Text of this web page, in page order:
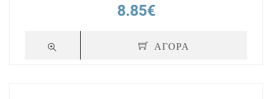
8.85€
ΑΓΟΡΑ